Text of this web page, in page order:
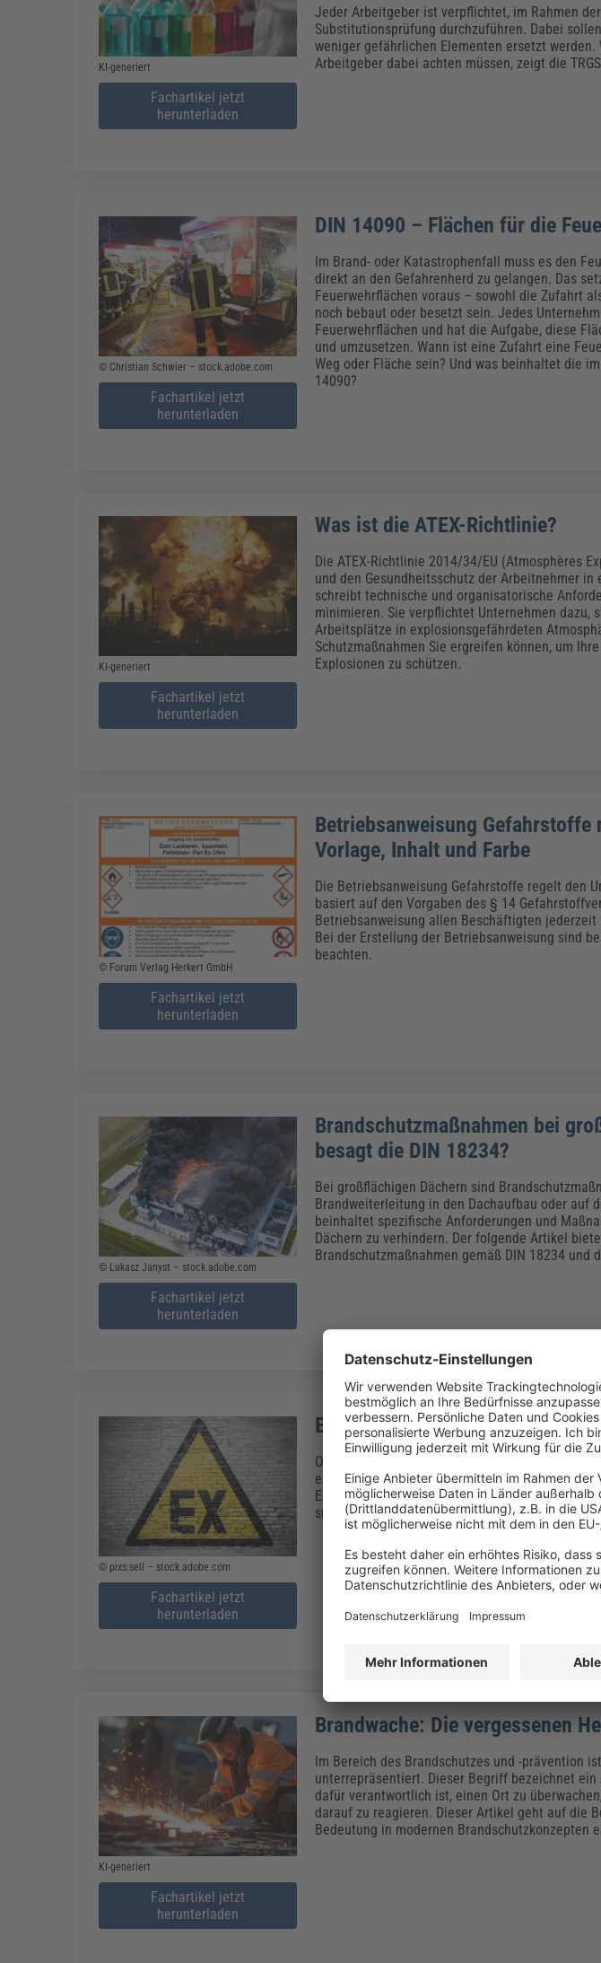
Energie & Umwelt
Führung & Management
Gesundheit & Pflege
Kommunales
Fachpublikationen & Arbeitshilfen
Bauhof
Grünflächen
Weiterbildungen (AKADEMIE HERKERT)
Bau, Immobilien & Gebäudemanagement
Künstliche Intelligenz
Weiterbildungen
Künstliche Intelligenz
Personalwesen
Personal, Ausbildung & Recht
Reisekosten und Finanzen
KI-generiert
Fachartikel jetzt
herunterladen
Jeder Arbeitgeber ist verpflichtet, im Rahmen
Substitutionsprüfung durchzuführen. Dabei
weniger gefährlichen Elementen ersetzt
Arbeitgeber dabei achten müssen, zeigt die
© Christian Schwier – stock.adobe.com
Fachartikel jetzt
herunterladen
DIN 14090 – Flächen für die
Im Brand- oder Katastrophenfall muss es den
direkt an den Gefahrenherd zu gelangen. Das
Feuerwehrflächen voraus – sowohl die Zufahrt
noch bebaut oder besetzt sein. Jedes
Feuerwehrflächen und hat die Aufgabe, diese
und umzusetzen. Wann ist eine Zufahrt eine
Weg oder Fläche sein? Und was beinhaltet die
14090?
KI-generiert
Fachartikel jetzt
herunterladen
Was ist die ATEX-Richtlinie?
Die ATEX-Richtlinie 2014/34/EU (Atmosphères
und den Gesundheitsschutz der Arbeitnehmer
schreibt technische und organisatorische
minimieren. Sie verpflichtet Unternehmen dazu,
Arbeitsplätze in explosionsgefährdeten
Schutzmaßnahmen Sie ergreifen können, um
Explosionen zu schützen.
© Forum Verlag Herkert GmbH
Fachartikel jetzt
herunterladen
Betriebsanweisung
Vorlage, Inhalt und Farbe
Die Betriebsanweisung Gefahrstoffe regelt den
basiert auf den Vorgaben des § 14
Betriebsanweisung allen Beschäftigten
Bei der Erstellung der Betriebsanweisung sind
beachten.
© Lukasz Janyst – stock.adobe.com
Fachartikel jetzt
herunterladen
Brandschutzmaßnahmen bei
besagt die DIN 18234?
Bei großflächigen Dächern sind
Brandweiterleitung in den Dachaufbau oder auf
beinhaltet spezifische Anforderungen und
Dächern zu verhindern. Der folgende Artikel
Brandschutzmaßnahmen gemäß DIN 18234
© pixs:sell – stock.adobe.com
Fachartikel jetzt
herunterladen
Ex-Bereiche festlegen: Diese
Ob an Tankstellen, in Lagern oder bei
explosionsgefährliche Stoffe gehandhabt
Explosionsschutzes müssen Arbeitgeber
sie ein hohes Sicherheitsniveau gewährleisten.
KI-generiert
Fachartikel jetzt
herunterladen
Brandwache: Die vergessenen
Im Bereich des Brandschutzes und -prävention
unterrepräsentiert. Dieser Begriff bezeichnet
dafür verantwortlich ist, einen Ort zu
darauf zu reagieren. Dieser Artikel geht auf die
Bedeutung in modernen Brandschutzkonzepten